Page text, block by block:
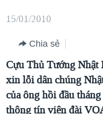
dung
chính
điều
hướng
chính
BIỂN ĐÔNG
BLOG
DIỄN ĐÀN
MỤC
TỰ DO BÁO CHÍ
CHUYÊN ĐỀ
15/01/2010
Chia sẻ
Cựu Thủ Tướng Nhật
xin lỗi dân chúng
của ông hồi đầu
thông tín viên đài